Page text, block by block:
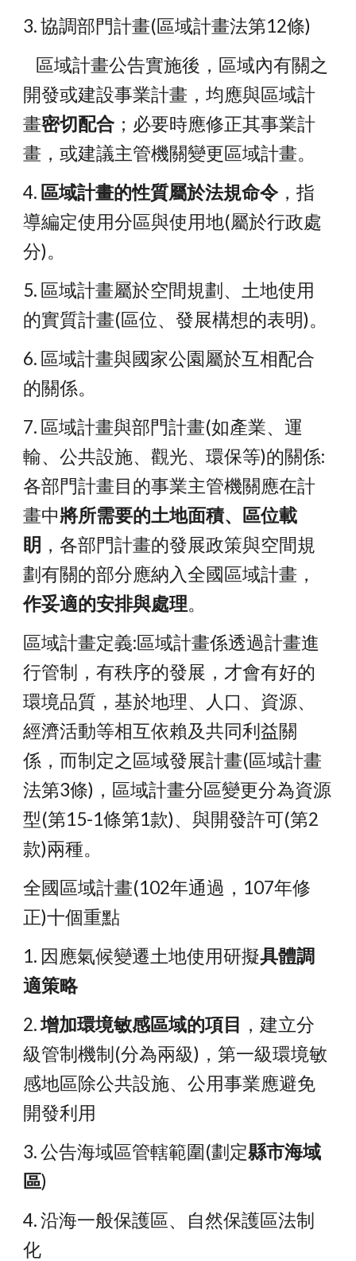
3. 協調部門計畫(區域計畫法第12條)
開發或建設事業計畫，均應與區域計
畫密切配合；必要時應修正其事業計
畫，或建議主管機關變更區域計畫。
4. 區域計畫的性質屬於法規命令，指
導編定使用分區與使用地(屬於行政處
分)。
5. 區域計畫屬於空間規劃、土地使用
的實質計畫(區位、發展構想的表明)。
6. 區域計畫與國家公園屬於互相配合
的關係。
7. 區域計畫與部門計畫(如產業、運
輸、公共設施、觀光、環保等)的關係:
各部門計畫目的事業主管機關應在計
畫中將所需要的土地面積、區位載
眀 ，各部門計畫的發展政策與空間規
劃有關的部分應納入全國區域計畫，
作妥適的安排與處理。
區域計畫定義:區域計畫係透過計畫進
行管制，有秩序的發展，才會有好的
環境品質，基於地理、人口、資源、
經濟活動等相互依賴及共同利益關
係，而制定之區域發展計畫(區域計畫
法第3條)，區域計畫分區變更分為資源
型(第15-1條第1款)、與開發許可(第2
款)兩種。
全國區域計畫(102年通過，107年修
正)十個重點
1. 因應氣候變遷土地使用研擬具體調
適策略
2. 增加環境敏感區域的項目 ，建立分
級管制機制(分為兩級)，第一級環境敏
感地區除公共設施、公用事業應避免
開發利用
3. 公告海域區管轄範圍(劃定縣市海域
區)
4. 沿海一般保護區、自然保護區法制
化